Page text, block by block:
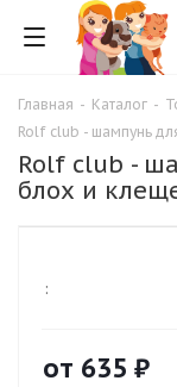
Главная - Каталог -
Rolf club - шампунь
Rolf club -
блох и
:
от 635 ₽